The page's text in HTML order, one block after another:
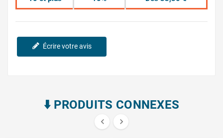
Écrire votre avis
⬇️​ PRODUITS CONNEXES
 